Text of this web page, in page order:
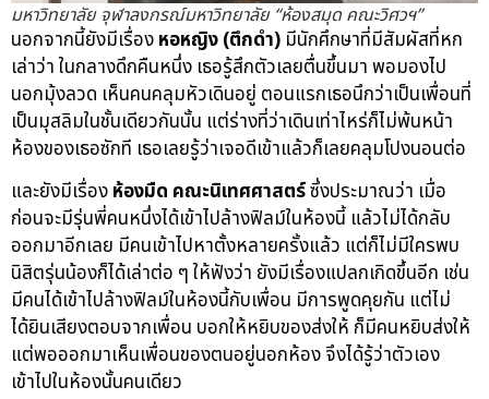
มหาวิทยาลัย จุฬาลงกรณ์มหาวิทยาลัย “ห้องสมุด คณะวิศวฯ”
นอกจากนี้ยังมีเรื่องหอหญิง (ตึกดำ) มีนักศึกษาที่มีสัมผัสที่หก
เล่าว่า ในกลางดึกคืนหนึ่ง เธอรู้สึกตัวเลยตื่นขึ้นมา พอมองไป
นอกมุ้งลวด เห็นคนคลุมหัวเดินอยู่ ตอนแรกเธอนึกว่าเป็นเพื่อนที่
เป็นมุสลิมในชั้นเดียวกันนั้น แต่ร่างที่ว่าเดินเท่าไหร่ก็ไม่พ้นหน้า
ห้องของเธอซักที เธอเลยรู้ว่าเจอดีเข้าแล้วก็เลยคลุมโปงนอนต่อ
และยังมีเรื่องห้องมืด คณะนิเทศศาสตร์ซึ่งประมาณว่า เมื่อ
ก่อนจะมีรุ่นพี่คนหนึ่งได้เข้าไปล้างฟิลม์ในห้องนี้ แล้วไม่ได้กลับ
ออกมาอีกเลย มีคนเข้าไปหาตั้งหลายครั้งแล้ว แต่ก็ไม่มีใครพบ
นิสิตรุ่นน้องก็ได้เล่าต่อ ๆ ให้ฟังว่า ยังมีเรื่องแปลกเกิดขึ้นอีก เช่น
มีคนได้เข้าไปล้างฟิลม์ในห้องนี้กับเพื่อน มีการพูดคุยกัน แต่ไม่
ได้ยินเสียงตอบจากเพื่อน บอกให้หยิบของส่งให้ ก็มีคนหยิบส่งให้
แต่พอออกมาเห็นเพื่อนของตนอยู่นอกห้อง จึงได้รู้ว่าตัวเอง
เข้าไปในห้องนั้นคนเดียว